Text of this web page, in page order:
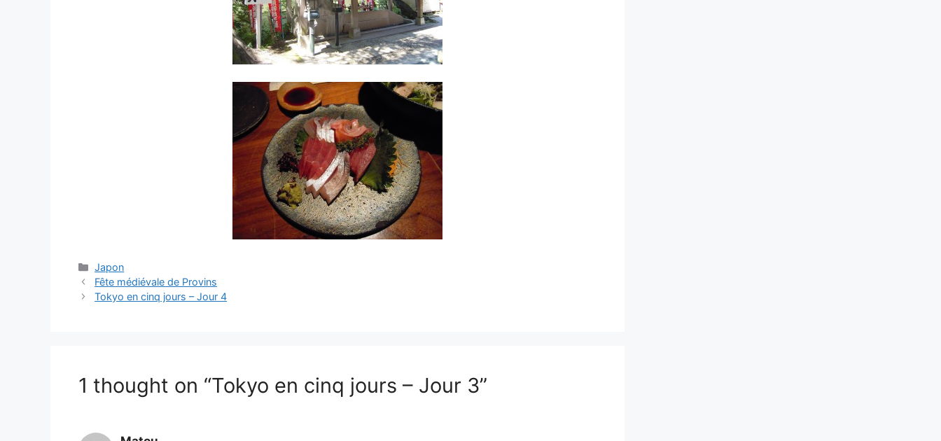
Categories
Japon
Fête médiévale de Provins
Tokyo en cinq jours – Jour 4
1 thought on “Tokyo en cinq jours – Jour 3”